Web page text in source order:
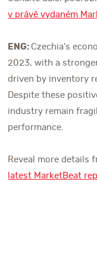
v právě vydaném
ENG: Czechia's
2023, with a
driven by inventory
Despite these
industry remain
performance.
Reveal more details
latest MarketBeat